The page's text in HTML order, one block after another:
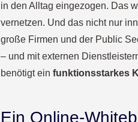
in den Alltag eingezogen. Das
vernetzen. Und das nicht nur
große Firmen und der Public
– und mit externen
benötigt ein funktionsstarkes
Ein Online-